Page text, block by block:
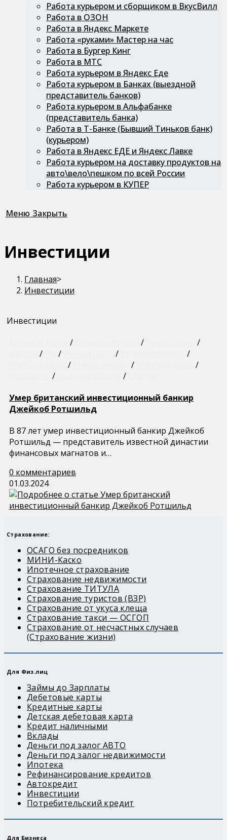
Работа курьером и сборщиком в ВкусВилл
Работа в ОЗОН
Работа в Яндекс Маркете
Работа «руками» Мастер на час
Работа в Бургер Кинг
Работа в МТС
Работа курьером в Яндекс Еде
Работа курьером в Банках (выездной
представитель банков)
Работа курьером в Альфабанке
(представитель банка)
Работа в Т-Банке (Бывший Тиньков банк)
(курьером)
Работа в Яндекс ЕДЕ и Яндекс Лавке
Работа курьером на доставку продуктов на
авто\вело\пешком по всей России
Работа курьером в КУПЕР
Меню Закрыть
Инвестиции
Главная>
Инвестиции
Инвестиции
/ /
/
/ / /
/
/ /
/
/ /
Умер британский инвестиционный банкир
Джейкоб Ротшильд
В 87 лет умер инвестиционный банкир Джейкоб
Ротшильд — представитель известной династии
финансовых магнатов и…
0 комментариев
01.03.2024
Страхование:
ОСАГО без посредников
МИНИ-Каско
Ипотечное страхование
Страхование недвижимости
Страхование ТИТУЛА
Страхование туристов (ВЗР)
Страхование от укуса клеща
Страхование такси — ОСГОП
Страхование от несчастных случаев
(Страхование жизни)
Для Физ.лиц
Займы до Зарплаты
Дебетовые карты
Кредитные карты
Детская дебетовая карта
Кредит наличными
Вклады
Деньги под залог АВТО
Деньги под залог недвижимости
Ипотека
Рефинансирование кредитов
Автокредит
Инвестиции
Потребительский кредит
Для Бизнеса